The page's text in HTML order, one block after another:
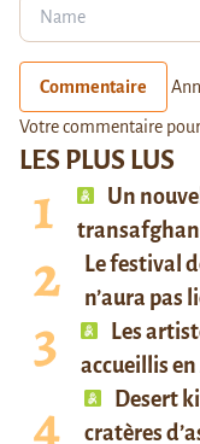
LES PLUS LUS
Un
transafghan
Le festival
n’aura pas
Les
accueillis
Desert
cratères
Commentaire
Votre commentaire